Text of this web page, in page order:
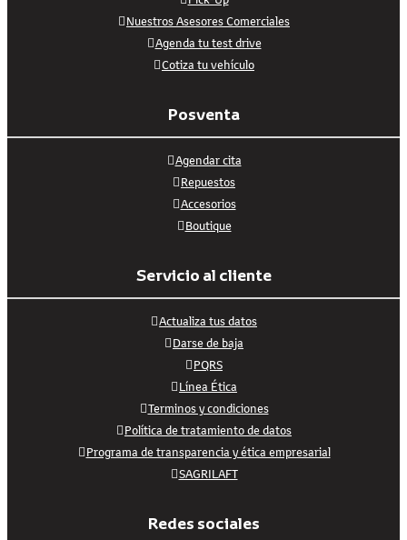
Nuestros Asesores Comerciales
Agenda tu test drive
Cotiza tu vehículo
Posventa
Agendar cita
Repuestos
Accesorios
Boutique
Servicio al cliente
Actualiza tus datos
Darse de baja
PQRS
Línea Ética
Terminos y condiciones
Política de tratamiento de datos
Programa de transparencia y ética empresarial
SAGRILAFT
Redes sociales